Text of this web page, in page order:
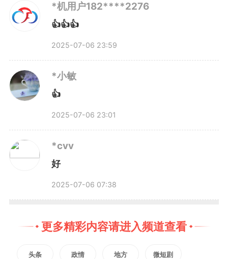
损。”现场工作人员告诉记者，这
原材料到核心制造设备，从生产工
艺到生产环节，已经实现全链条本
地化生产。
超薄玻璃是电子信息显示产业
所需的关键核心材料，广泛应用于
发过程需要多学科、多领域的高度
*机用户182****2276
👍👍👍
2025-07-06 23:59
*小敏
👍
2025-07-06 23:01
*cvv
好
2025-07-06 07:38
更多精彩内容请进入频道查看
头条 政情 地方 微短剧